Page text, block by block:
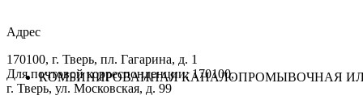
КОМБИНИРОВАННАЯ КАНАЛОПРОМЫВОЧНАЯ
Адрес
170100, г. Тверь, пл. Гагарина, д. 1
Для почтовой корреспонденции: 170100,
г. Тверь, ул. Московская, д. 99